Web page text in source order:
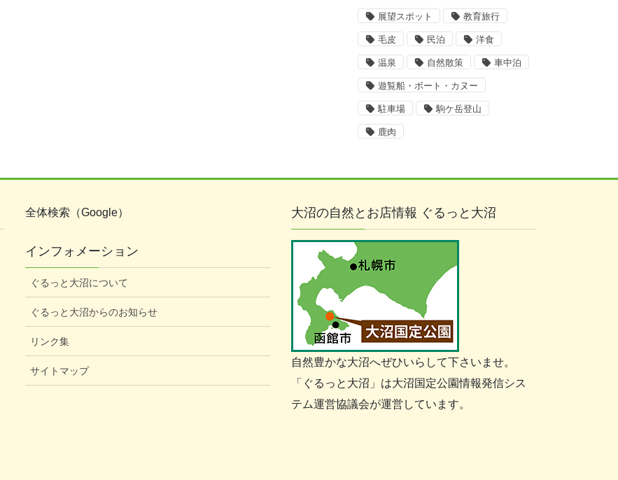
展望スポット 教育旅行
毛皮 民泊 洋食
温泉 自然散策 車中泊
遊覧船・ボート・カヌー
駐車場 駒ケ岳登山
鹿肉
全体検索（Google）
インフォメーション
ぐるっと大沼について
ぐるっと大沼からのお知らせ
リンク集
サイトマップ
大沼の自然とお店情報 ぐるっと大沼
自然豊かな大沼へぜひいらして下さいませ。
「ぐるっと大沼」は大沼国定公園情報発信シス
テム運営協議会が運営しています。